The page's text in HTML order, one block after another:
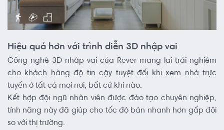
Hiệu quả hơn với trình diễn 3D nhập vai
Công nghệ 3D nhập vai của Rever mang lại trải nghiệm
cho khách hàng độ tin cậy tuyệt đối khi xem nhà trực
tuyến ở tất cả mọi nơi, bất cứ khi nào.
Kết hợp đội ngũ nhân viên được đào tạo chuyên nghiệp,
tính năng này đã giúp cho tốc độ bán nhanh hơn gấp đôi
so với thị trường.